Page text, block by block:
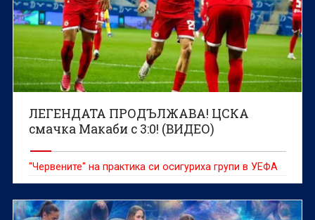
ЛЕГЕНДАТА ПРОДЪЛЖАВА! ЦСКА
смачка Макаби с 3:0! (ВИДЕО)
"Червените" на практика си осигуриха групи в УЕФА